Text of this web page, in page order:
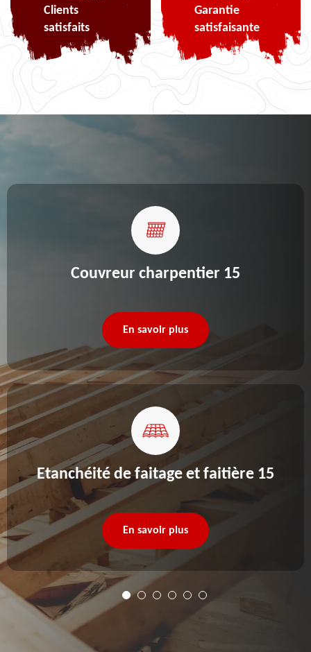
Clients
satisfaits
Garantie
satisfaisante
Couvreur charpentier 15
En savoir plus
Etanchéité de faitage et faitière 15
En savoir plus